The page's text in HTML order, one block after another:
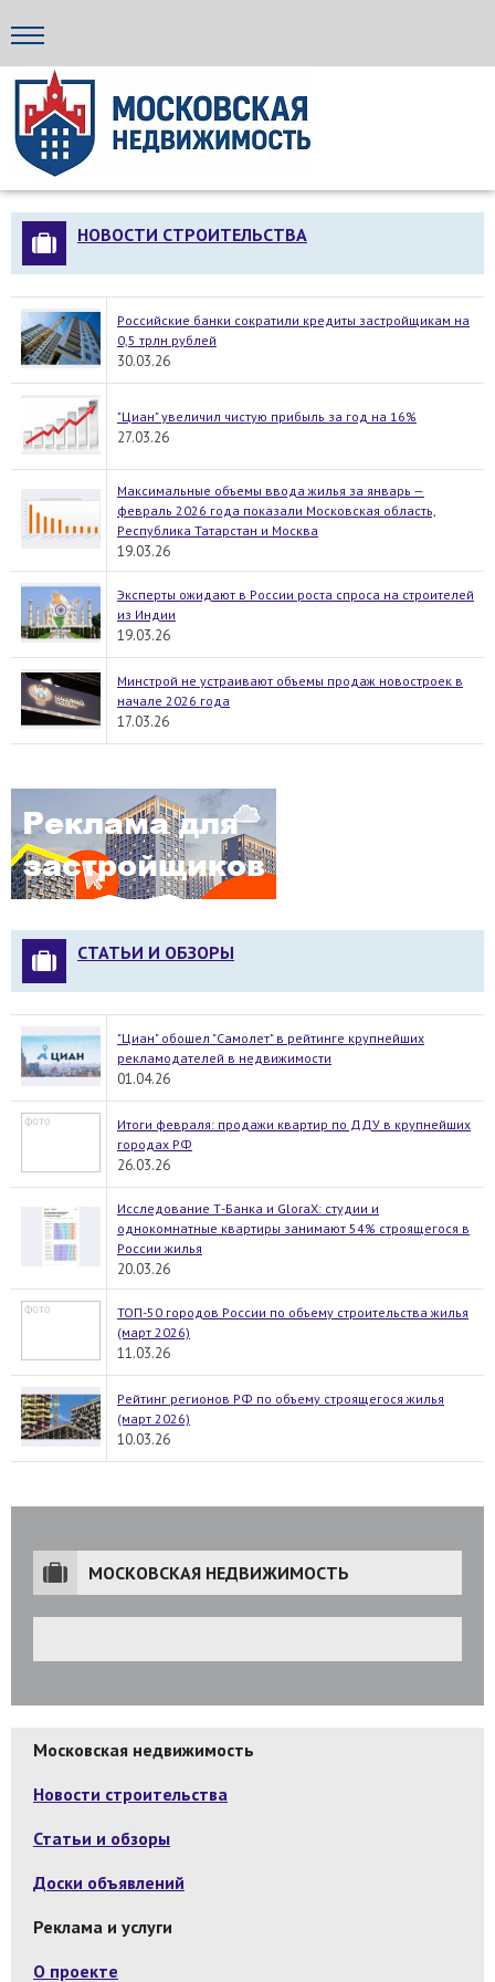
Стройка24
НОВОСТИ СТРОИТЕЛЬСТВА
Российские банки сократили кредиты застройщикам на
0,5 трлн рублей
30.03.26
"Циан" увеличил чистую прибыль за год на 16%
27.03.26
Максимальные объемы ввода жилья за январь —
февраль 2026 года показали Московская область,
Республика Татарстан и Москва
19.03.26
Эксперты ожидают в России роста спроса на строителей
из Индии
19.03.26
Минстрой не устраивают объемы продаж новостроек в
начале 2026 года
17.03.26
СТАТЬИ И ОБЗОРЫ
"Циан" обошел "Самолет" в рейтинге крупнейших
рекламодателей в недвижимости
01.04.26
Итоги февраля: продажи квартир по ДДУ в крупнейших
городах РФ
26.03.26
Исследование Т-Банка и GloraX: студии и
однокомнатные квартиры занимают 54% строящегося в
России жилья
20.03.26
ТОП-50 городов России по объему строительства жилья
(март 2026)
11.03.26
Рейтинг регионов РФ по объему строящегося жилья
(март 2026)
10.03.26
МОСКОВСКАЯ НЕДВИЖИМОСТЬ
Московская недвижимость
Новости строительства
Статьи и обзоры
Доски объявлений
Реклама и услуги
О проекте